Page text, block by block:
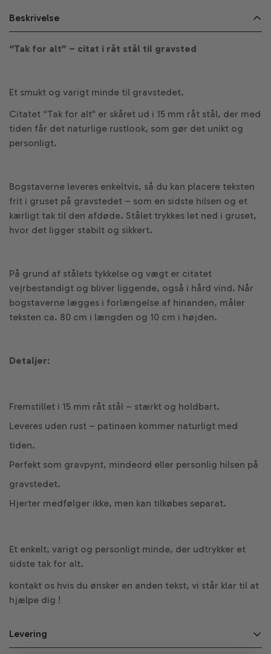
Beskrivelse
“Tak for alt” – citat i råt stål til gravsted
Et smukt og varigt minde til gravstedet.
Citatet “Tak for alt” er skåret ud i 15 mm råt stål, der med
tiden får det naturlige rustlook, som gør det unikt og
personligt.
Bogstaverne leveres enkeltvis, så du kan placere teksten
frit i gruset på gravstedet – som en sidste hilsen og et
kærligt tak til den afdøde. Stålet trykkes let ned i gruset,
hvor det ligger stabilt og sikkert.
På grund af stålets tykkelse og vægt er citatet
vejrbestandigt og bliver liggende, også i hård vind. Når
bogstaverne lægges i forlængelse af hinanden, måler
teksten ca. 80 cm i længden og 10 cm i højden.
Detaljer:
Fremstillet i 15 mm råt stål – stærkt og holdbart.
Leveres uden rust – patinaen kommer naturligt med
tiden.
Perfekt som gravpynt, mindeord eller personlig hilsen på
gravstedet.
Hjerter medfølger ikke, men kan tilkøbes separat.
Et enkelt, varigt og personligt minde, der udtrykker et
sidste tak for alt.
kontakt os hvis du ønsker en anden tekst, vi står klar til at
hjælpe dig !
Levering